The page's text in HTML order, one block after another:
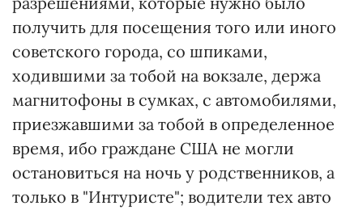
получить для посещения того или иного
советского города, со шпиками,
ходившими за тобой на вокзале, держа
магнитофоны в сумках, с автомобилями,
приезжавшими за тобой в определенное
время, ибо граждане США не могли
остановиться на ночь у родственников, а
только в "Интуристе"; водители тех авто